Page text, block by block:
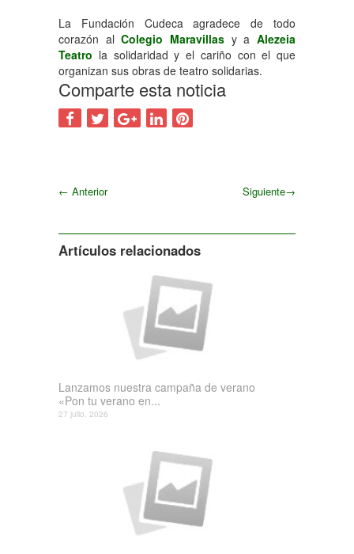
La Fundación Cudeca agradece de todo
corazón alColegio Maravillas y aAlezeia
Teatro la solidaridad y el cariño con el que
organizan sus obras de teatro solidarias.
Comparte esta noticia
← Anterior Siguiente→
Artículos relacionados
Lanzamos nuestra campaña de verano
«Pon tu verano en...
27 julio, 2026